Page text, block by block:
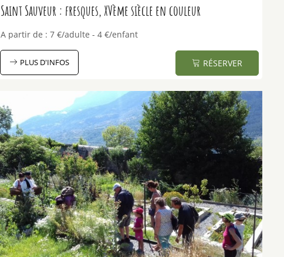
Saint Sauveur : fresques, XVème siècle en couleur
A partir de : 7 €/adulte 4 €/enfant
PLUS D'INFOS RÉSERVER